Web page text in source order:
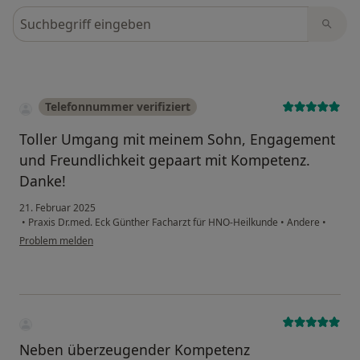
Bewertungen durchsuchen
Telefonnummer verifiziert
Toller Umgang mit meinem Sohn, Engagement
und Freundlichkeit gepaart mit Kompetenz.
Danke!
21. Februar 2025
• Praxis Dr.med. Eck Günther Facharzt für HNO-Heilkunde • Andere •
Problem melden
Neben überzeugender Kompetenz